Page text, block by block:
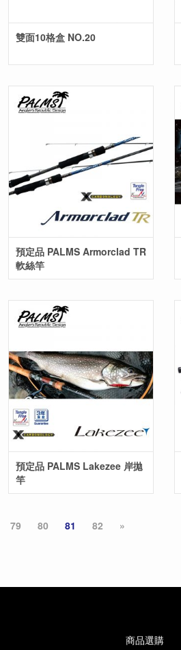
雙面10格盒 NO.20
預定品 PALMS Armorclad TR
軟絲竿
預定品 PALMS Lakezee 岸拋
竿
79 80 81 82 »
商品選購